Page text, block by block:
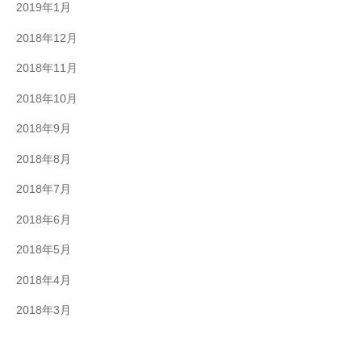
2019年1月
2018年12月
2018年11月
2018年10月
2018年9月
2018年8月
2018年7月
2018年6月
2018年5月
2018年4月
2018年3月